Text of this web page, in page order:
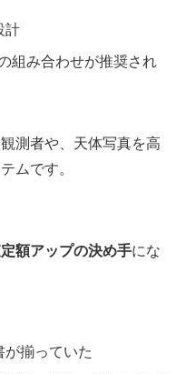
計
組み合わせが推奨され
測者や、天体写真を高
ムです。
額アップの決め手にな
が揃っていた